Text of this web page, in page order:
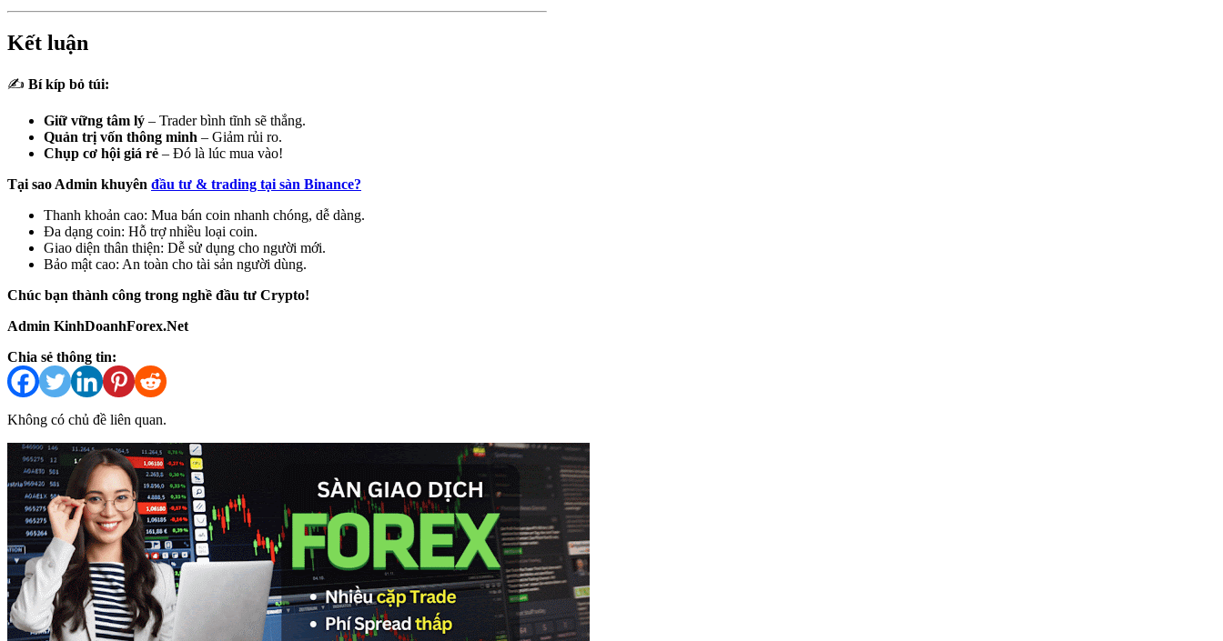
Kết luận
✍️ Bí kíp bỏ túi:
Giữ vững tâm lý – Trader bình tĩnh sẽ thắng.
Quản trị vốn thông minh – Giảm rủi ro.
Chụp cơ hội giá rẻ – Đó là lúc mua vào!
Tại sao Admin khuyên đầu tư & trading tại sàn Binance?
Thanh khoản cao: Mua bán coin nhanh chóng, dễ dàng.
Đa dạng coin: Hỗ trợ nhiều loại coin.
Giao diện thân thiện: Dễ sử dụng cho người mới.
Bảo mật cao: An toàn cho tài sản người dùng.
Chúc bạn thành công trong nghề đầu tư Crypto!
Admin KinhDoanhForex.Net
Chia sẻ thông tin:
Không có chủ đề liên quan.